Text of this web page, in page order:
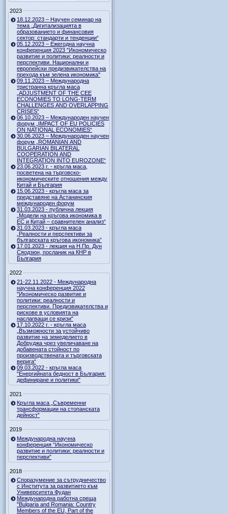
2023
18.12.2023 – Научен семинар на
тема „Дигитализацията в
образованието и финансовия
сектор: стандарти и тенденции“
05.12.2023 – Ежегодна научна
конференция 2023 "Икономическо
развитие и политики: реалности и
перспективи. Национални и
европейски предизвикателства на
прехода към зелена икономика"
09.11.2023 – Международна
тристранна кръгла маса
„ADJUSTMENT OF THE CEE
ECONOMIES TO LONG-TERM
CHALLENGES AND OVERLAPPING
CRISES“
06.10.2023 – Международен научен
форум „IMPACT OF EU POLICIES
ON NATIONAL ECONOMIES“
30.06.2023 – Международен научен
форум „ROMANIAN AND
BULGARIAN BILATERAL
COOPERATION AND
INTEGRATION INTO EUROZONE“
23.06.2023 г. - кръгла маса,
посветена на търговско-
икономическите отношения между
Китай и България
15.06.2023 - кръгла маса за
представяне на Астанинския
международен форум
31.03.2023 - публична лекция
„Модели на кръгова икономика в
ЕС и Китай – сравнителен анализ“
31.03.2023 - кръгла маса
„Реалности и перспективи за
българската кръгова икономика”
17.01.2023 - лекция на Н.Пр. Дун
Сяодзюн, посланик на КНР в
България
2022
21-22.11.2022 - Международна
научна конференция 2022
"Икономическо развитие и
политики: реалности и
перспективи. Предизвикателства и
рискове в условията на
наслагващи се кризи"
17.10.2022 г. - кръгла маса
„Възможности за устойчиво
развитие на земеделието в
Добруджа чрез увеличаване на
добавената стойност по
производствената и търговската
верига“
09.03.2022 - кръгла маса
"Енергийната бедност в България:
дефиниране и политики"
2021
Кръгла маса „Съвременни
трансформации на стопанската
дейност”
2019
Международна научна
конференция “Икономическо
развитие и политики: реалности и
перспективи”
2018
Споразумение за сътрудничество
с Института за развитието към
Университета Фудан
Международна работна среща
"Bulgaria and Romania: Country
Members of the EU, Part of the